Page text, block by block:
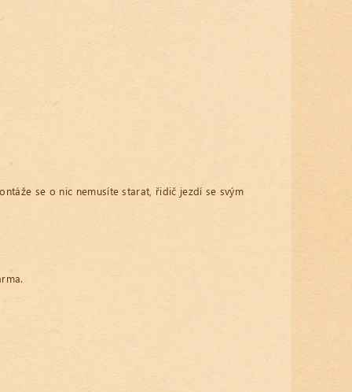
se o nic nemusíte starat, řidič jezdí se svým